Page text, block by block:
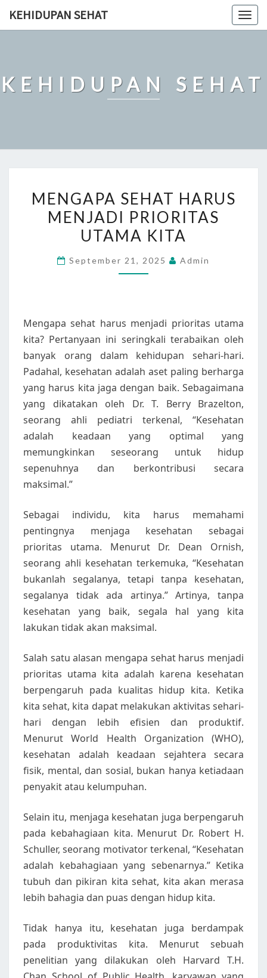
KEHIDUPAN SEHAT
KEHIDUPAN SEHAT
SEHAT
HARUS
MENJADI
UTAMA
MENGAPA SEHAT HARUS
MENJADI PRIORITAS
UTAMA KITA
September 21, 2025 Admin
Mengapa sehat harus menjadi prioritas utama
kita? Pertanyaan ini seringkali terabaikan oleh
banyak orang dalam kehidupan sehari-hari.
Padahal, kesehatan adalah aset paling berharga
yang harus kita jaga dengan baik. Sebagaimana
yang dikatakan oleh Dr. T. Berry Brazelton,
seorang ahli pediatri terkenal, “Kesehatan
adalah keadaan yang optimal yang
memungkinkan seseorang untuk hidup
sepenuhnya dan berkontribusi secara
maksimal.”
Sebagai individu, kita harus memahami
pentingnya menjaga kesehatan sebagai
prioritas utama. Menurut Dr. Dean Ornish,
seorang ahli kesehatan terkemuka, “Kesehatan
bukanlah segalanya, tetapi tanpa kesehatan,
segalanya tidak ada artinya.” Artinya, tanpa
kesehatan yang baik, segala hal yang kita
lakukan tidak akan maksimal.
Salah satu alasan mengapa sehat harus menjadi
prioritas utama kita adalah karena kesehatan
berpengaruh pada kualitas hidup kita. Ketika
kita sehat, kita dapat melakukan aktivitas sehari-
hari dengan lebih efisien dan produktif.
Menurut World Health Organization (WHO),
kesehatan adalah keadaan sejahtera secara
fisik, mental, dan sosial, bukan hanya ketiadaan
penyakit atau kelumpuhan.
Selain itu, menjaga kesehatan juga berpengaruh
pada kebahagiaan kita. Menurut Dr. Robert H.
Schuller, seorang motivator terkenal, “Kesehatan
adalah kebahagiaan yang sebenarnya.” Ketika
tubuh dan pikiran kita sehat, kita akan merasa
lebih bahagia dan puas dengan hidup kita.
Tidak hanya itu, kesehatan juga berdampak
pada produktivitas kita. Menurut sebuah
penelitian yang dilakukan oleh Harvard T.H.